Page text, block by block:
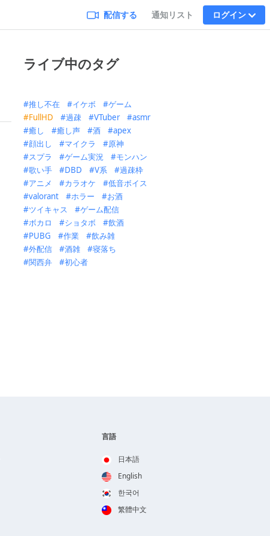
配信する 通知リスト ログイン
ライブ中のタグ
推し不在 イケボ
ゲーム
FullHD
過疎 VTuber
asmr
癒し
癒し声 酒
apex
顔出し
マイクラ
原神
スプラ
ゲーム実況
モンハン
歌い手
DBD V系
過疎枠
アニメ
カラオケ
低音ボイス
valorant
ホラー
お酒
ツイキャス
ゲーム配信
ボカロ
ショタボ
飲酒
PUBG
作業
飲み雑
外配信
酒雑
寝落ち
関西弁
初心者
言語
日本語
English
한국어
繁體中文